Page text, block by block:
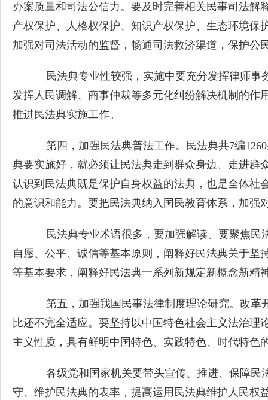
办案质量和司法公信力。要及时完善相关民事司法
产权保护、人格权保护、知识产权保护、生态环境
加强对司法活动的监督，畅通司法救济渠道，保护
民法典专业性较强，实施中要充分发挥律师事
发挥人民调解、商事仲裁等多元化纠纷解决机制的
推进民法典实施工作。
第四，加强民法典普法工作。民法典共7编
典要实施好，就必须让民法典走到群众身边、走进群
认识到民法典既是保护自身权益的法典，也是全体
的意识和能力。要把民法典纳入国民教育体系，加强
民法典专业术语很多，要加强解读。要聚焦民
自愿、公平、诚信等基本原则，阐释好民法典关于
等基本要求，阐释好民法典一系列新规定新概念新精
第五，加强我国民事法律制度理论研究。改革
比还不完全适应。要坚持以中国特色社会主义法治
主义性质，具有鲜明中国特色、实践特色、时代特
各级党和国家机关要带头宣传、推进、保障民
守、维护民法典的表率，提高运用民法典维护人民